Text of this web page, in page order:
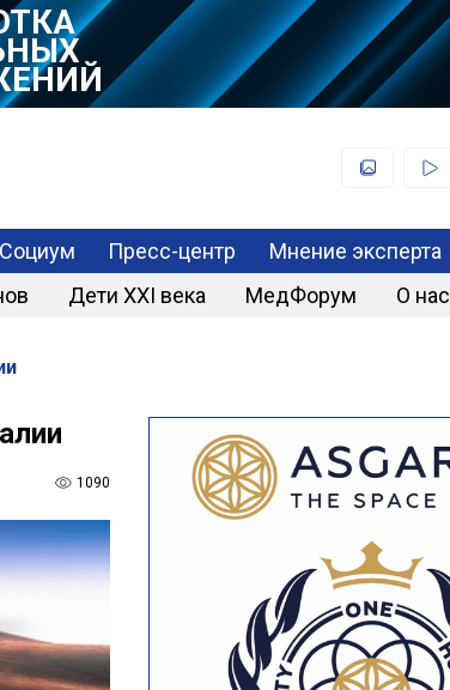
Социум Пресс-центр Мнение эксперта
Дети XXI века МедФорум О нас
1090